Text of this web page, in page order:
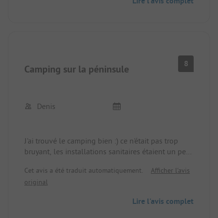
Camping sur la péninsule 8
Denis
J'ai trouvé le camping bien :) ce n'était pas trop
bruyant, les installations sanitaires étaient un peu
comment les coins sont entretenus et j'ai à peine
trouvé des toiles d'araignées...
et un accès direct au lac. C'était génial... Il y avait
Cet avis a été traduit automatiquement.
Afficher l'avis
original
Lire l'avis complet